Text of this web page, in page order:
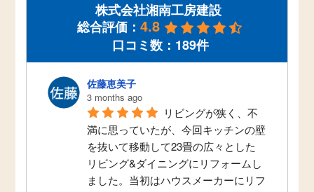
株式会社湘南工房建設
総合評価： 4.8
口コミ数：189件
佐藤恵美子
3 months ago
リビングが狭く、不
満に思っていたが、今回キッチンの壁
を抜いて移動して23畳の広々とした
リビング&ダイニングにリフォームし
ました。当初はハウスメーカーにリフ